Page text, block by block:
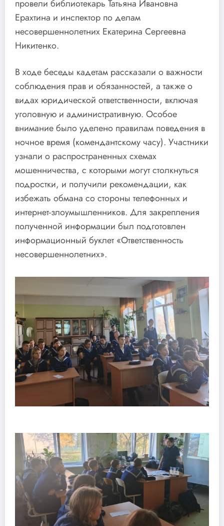
провели библиотекарь Татьяна Ивановна
Ерахтина и инспектор по делам
несовершеннолетних Екатерина Сергеевна
Никитенко.
В ходе беседы кадетам рассказали о важности
соблюдения прав и обязанностей, а также о
видах юридической ответственности, включая
уголовную и административную. Особое
внимание было уделено правилам поведения в
ночное время (комендантскому часу). Участники
узнали о распространенных схемах
мошенничества, с которыми могут столкнуться
подростки, и получили рекомендации, как
избежать обмана со стороны телефонных и
интернет-злоумышленников. Для закрепления
полученной информации был подготовлен
информационный буклет «Ответственность
несовершеннолетних».